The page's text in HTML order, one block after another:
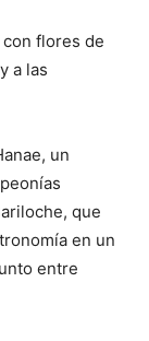
flores de
a las
un
que
en un
entre